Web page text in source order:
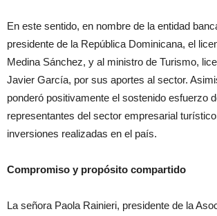
En este sentido, en nombre de la entidad
presidente de la República Dominicana, el
Medina Sánchez, y al ministro de Turismo,
Javier García, por sus aportes al sector.
ponderó positivamente el sostenido esfuerzo
representantes del sector empresarial
inversiones realizadas en el país.
Compromiso y propósito compartido
La señora Paola Rainieri, presidente de la